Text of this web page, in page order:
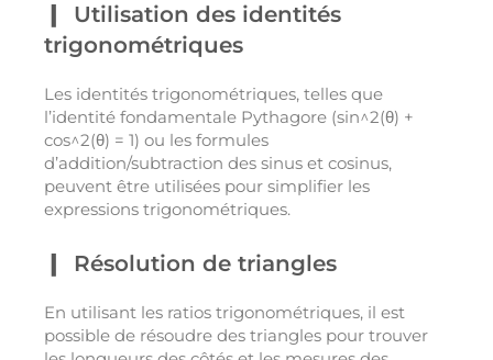
Utilisation des identités
trigonométriques
Les identités trigonométriques, telles que
l’identité fondamentale Pythagore (sin^2(θ) +
cos^2(θ) = 1) ou les formules
d’addition/subtraction des sinus et cosinus,
peuvent être utilisées pour simplifier les
expressions trigonométriques.
Résolution de triangles
En utilisant les ratios trigonométriques, il est
possible de résoudre des triangles pour trouver